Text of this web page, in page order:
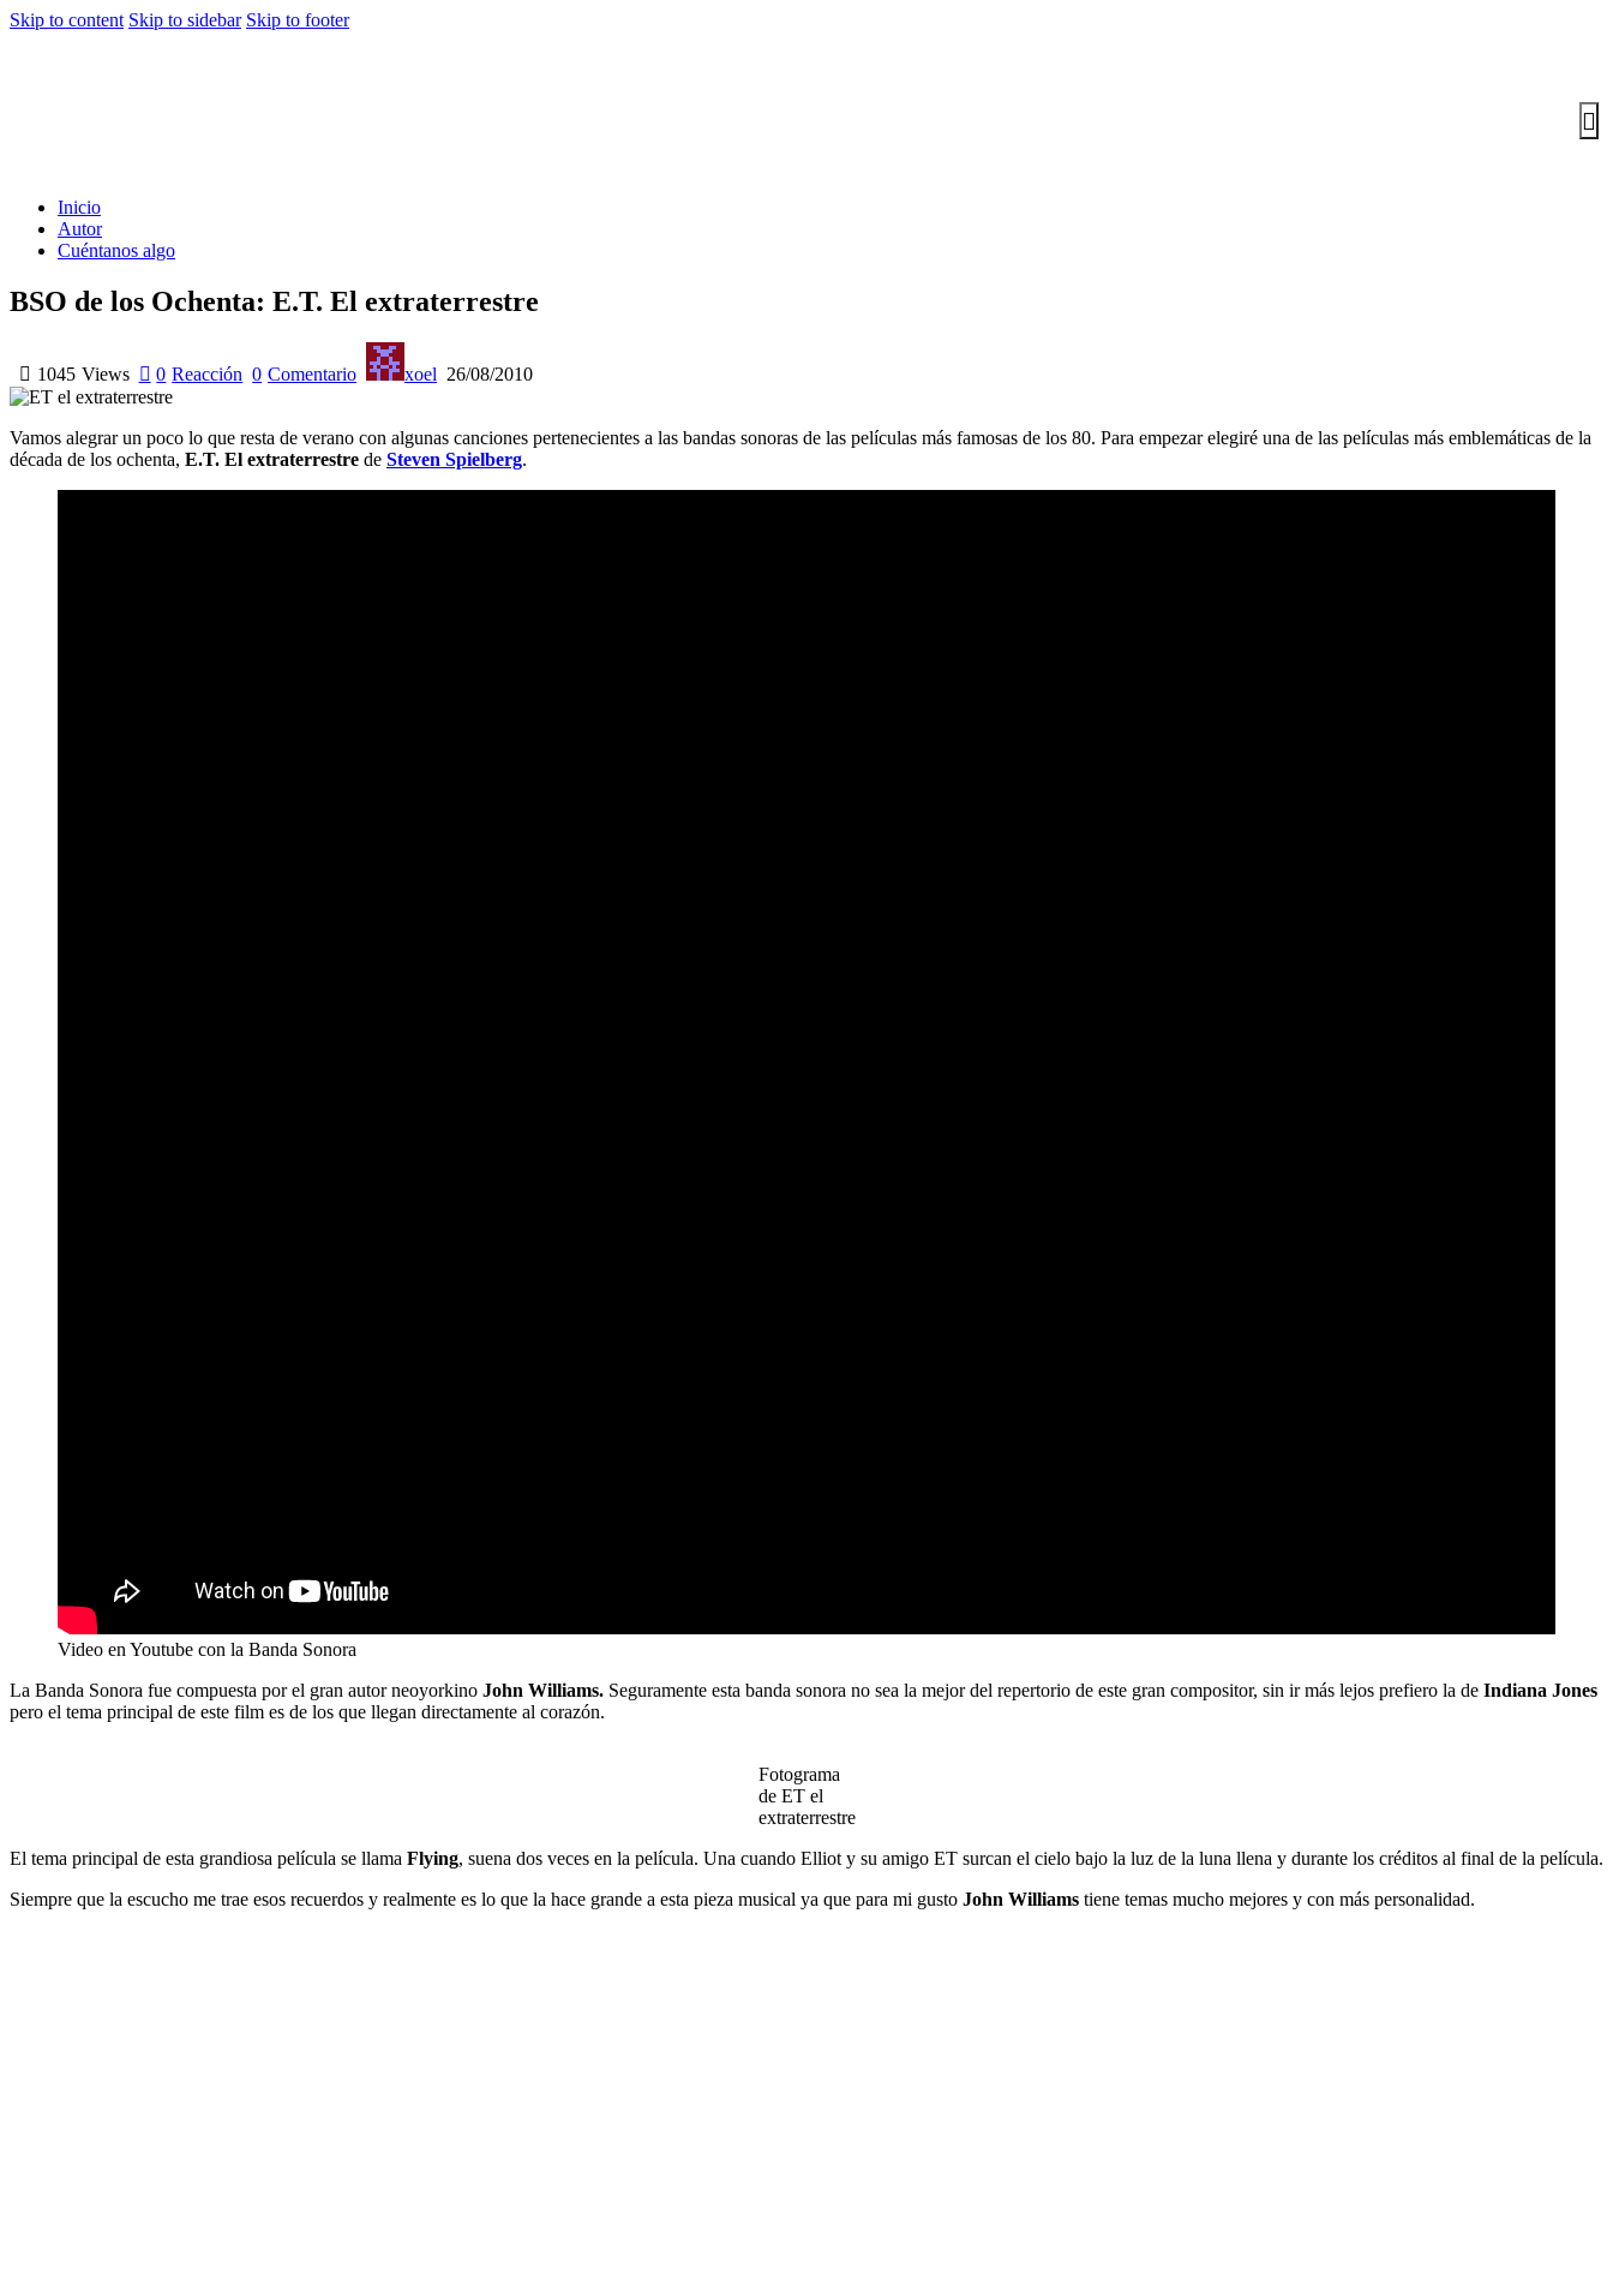
Skip to content Skip to sidebar Skip to footer
Inicio
Autor
Cuéntanos algo
BSO de los Ochenta: E.T. El extraterrestre
1045 Views 0 Reacción 0 Comentario xoel 26/08/2010
Vamos alegrar un poco lo que resta de verano con algunas canciones pertenecientes a las bandas sonoras de las películas más famosas de los 80. Para empezar elegiré una de las películas más emblemáticas de la
década de los ochenta, E.T. El extraterrestre de Steven Spielberg.
Video en Youtube con la Banda Sonora
La Banda Sonora fue compuesta por el gran autor neoyorkino John Williams. Seguramente esta banda sonora no sea la mejor del repertorio de este gran compositor, sin ir más lejos prefiero la de Indiana Jones
pero el tema principal de este film es de los que llegan directamente al corazón.
Fotograma
de ET el
extraterrestre
El tema principal de esta grandiosa película se llama Flying, suena dos veces en la película. Una cuando Elliot y su amigo ET surcan el cielo bajo la luz de la luna llena y durante los créditos al final de la película.
Siempre que la escucho me trae esos recuerdos y realmente es lo que la hace grande a esta pieza musical ya que para mi gusto John Williams tiene temas mucho mejores y con más personalidad.